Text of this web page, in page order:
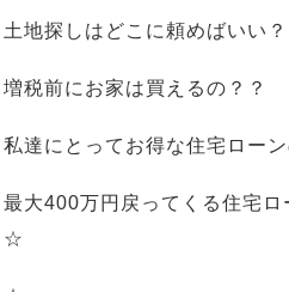
土地探しはどこに頼めばいい？
増税前にお家は買えるの？？
私達にとってお得な住宅ロー
最大400万円戻ってくる住宅ロ
☆